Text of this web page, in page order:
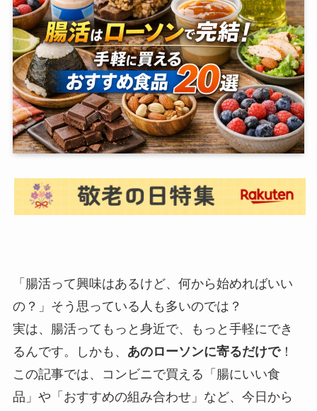
「腸活って興味はあるけど、何から始めればいい
の？」そう思っている人も多いのでは？
実は、腸活ってもっと身近で、もっと手軽にでき
るんです。しかも、 あのローソンに寄るだけで！
この記事では、コンビニで買える「腸にいい食
品」や「おすすめの組み合わせ」など、今日から